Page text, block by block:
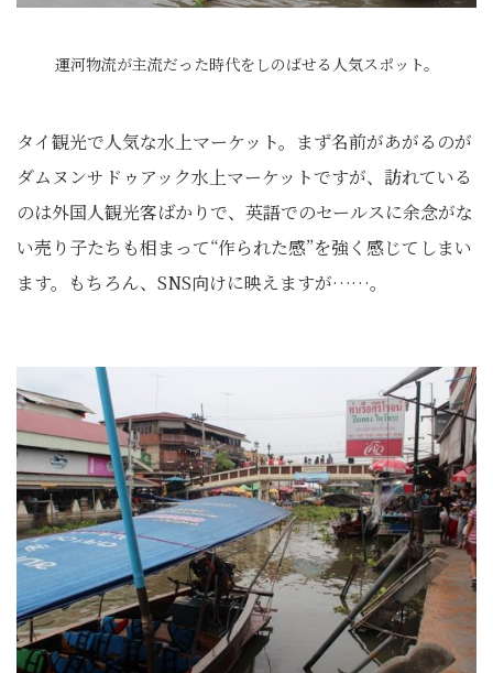
運河物流が主流だった時代をしのばせる人気スポット。
タイ観光で人気な水上マーケット。まず名前があがるのが
ダムヌンサドゥアック水上マーケットですが、訪れている
のは外国人観光客ばかりで、英語でのセールスに余念がな
い売り子たちも相まって“作られた感”を強く感じてしまい
ます。もちろん、SNS向けに映えますが……。